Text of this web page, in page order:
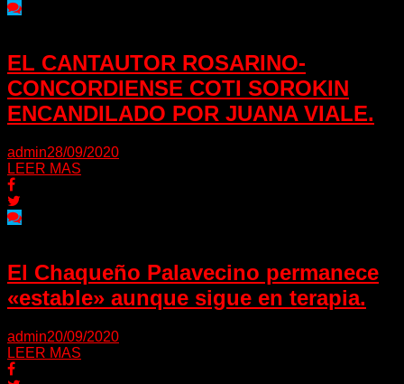
EL CANTAUTOR ROSARINO-
CONCORDIENSE COTI SOROKIN
ENCANDILADO POR JUANA VIALE.
admin28/09/2020
LEER MAS
El Chaqueño Palavecino permanece
«estable» aunque sigue en terapia.
admin20/09/2020
LEER MAS